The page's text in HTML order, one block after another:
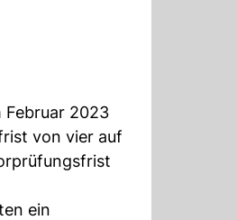
Februar 2023
von vier auf
ein